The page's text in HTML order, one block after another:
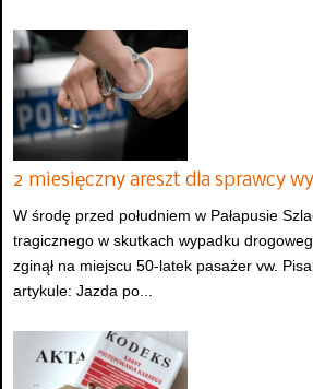
2 miesięczny areszt dla sprawcy
W środę przed południem w Pałapusie
tragicznego w skutkach wypadku
zginął na miejscu 50-latek pasażer vw.
artykule: Jazda po...